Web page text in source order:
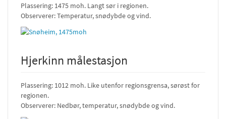
Plassering: 1475 moh. Langt sør i regionen.
Observerer: Temperatur, snødybde og vind.
Hjerkinn målestasjon
Plassering: 1012 moh. Like utenfor regionsgrensa, sørøst for
regionen.
Observerer: Nedbør, temperatur, snødybde og vind.